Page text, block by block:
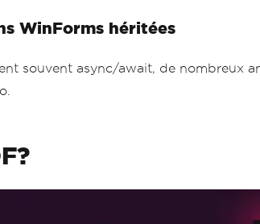
WinForms héritées
souvent async/await, de nombreux